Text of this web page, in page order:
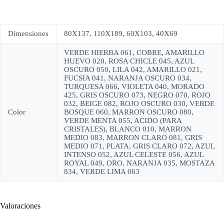
Dimensiones 80X137, 110X189, 60X103, 40X69
Color
VERDE HIERBA 061, COBRE, AMARILLO
HUEVO 020, ROSA CHICLE 045, AZUL
OSCURO 050, LILA 042, AMARILLO 021,
FUCSIA 041, NARANJA OSCURO 034,
TURQUESA 066, VIOLETA 040, MORADO
425, GRIS OSCURO 073, NEGRO 070, ROJO
032, BEIGE 082, ROJO OSCURO 030, VERDE
BOSQUE 060, MARRON OSCURO 080,
VERDE MENTA 055, ACIDO (PARA
CRISTALES), BLANCO 010, MARRON
MEDIO 083, MARRON CLARO 081, GRIS
MEDIO 071, PLATA, GRIS CLARO 072, AZUL
INTENSO 052, AZUL CELESTE 056, AZUL
ROYAL 049, ORO, NARANJA 035, MOSTAZA
834, VERDE LIMA 063
Valoraciones